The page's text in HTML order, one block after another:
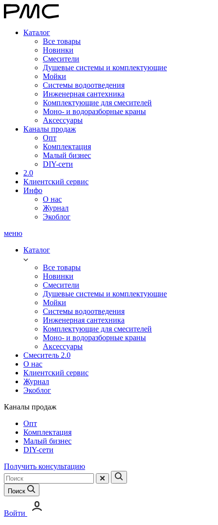
Каталог
Все товары
Новинки
Смесители
Душевые системы и комплектующие
Мойки
Системы водоотведения
Инженерная сантехника
Комплектующие для смесителей
Моно- и водоразборные краны
Аксессуары
Каналы продаж
Опт
Комплектация
Малый бизнес
DIY-сети
2.0
Клиентский сервис
Инфо
О нас
Журнал
Экоблог
меню
Каталог
Все товары
Новинки
Смесители
Душевые системы и комплектующие
Мойки
Системы водоотведения
Инженерная сантехника
Комплектующие для смесителей
Моно- и водоразборные краны
Аксессуары
Смеситель 2.0
О нас
Клиентский сервис
Журнал
Экоблог
Каналы продаж
Опт
Комплектация
Малый бизнес
DIY-сети
Получить консультацию
Поиск
Войти